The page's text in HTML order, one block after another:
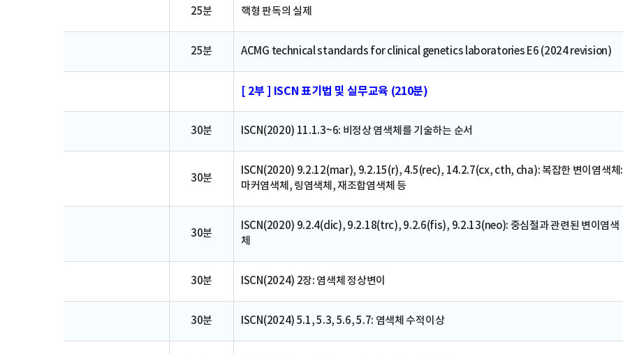
25분 핵형 판독의 실제
25분 ACMG technical standards for clinical genetics laboratories E6 (2024 revision)
[ 2부 ] ISCN 표기법 및 실무교육 (210분)
30분 ISCN(2020) 11.1.3~6: 비정상 염색체를 기술하는 순서
30분
ISCN(2020) 9.2.12(mar), 9.2.15(r), 4.5(rec), 14.2.7(cx, cth, cha): 복잡한 변이염색체:
마커염색체, 링염색체, 재조합염색체 등
30분
ISCN(2020) 9.2.4(dic), 9.2.18(trc), 9.2.6(fis), 9.2.13(neo): 중심절과 관련된 변이염색
체
30분 ISCN(2024) 2장: 염색체 정상변이
30분 ISCN(2024) 5.1, 5.3, 5.6, 5.7: 염색체 수적이상